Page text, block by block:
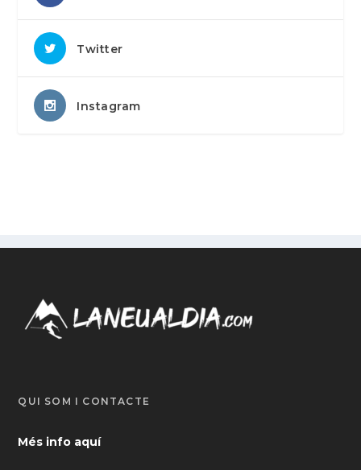
Twitter
Instagram
QUI SOM I CONTACTE
Més info aquí